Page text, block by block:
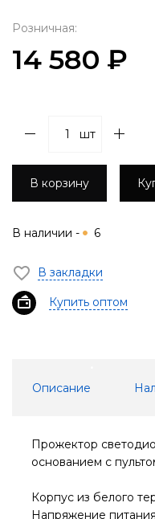
Розничная:
14 580 ₽
шт
В корзину
В наличии - 6
В закладки
Купить оптом
Описание
Прожектор
основанием с
Корпус из белого
Напряжение